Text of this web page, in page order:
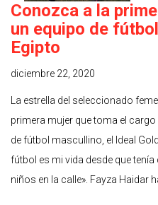
Conozca a la
un equipo de
Egipto
diciembre 22, 2020
La estrella del seleccionado
primera mujer que toma el
de fútbol mascullino, el Ideal
fútbol es mi vida desde que
niños en la calle». Fayza Haidar